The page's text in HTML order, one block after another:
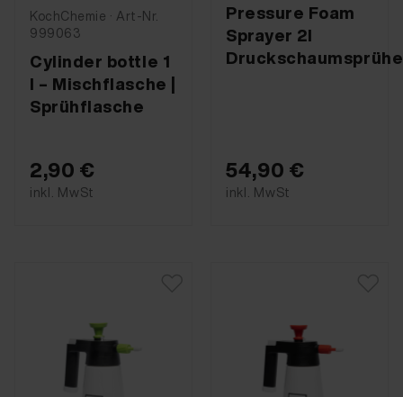
KochChemie · Art-Nr.
999063
Cylinder bottle 1
l – Mischflasche |
Sprühflasche
2,90 €
inkl. MwSt
Pressure Foam
Sprayer 2l
54,90 €
inkl. MwSt